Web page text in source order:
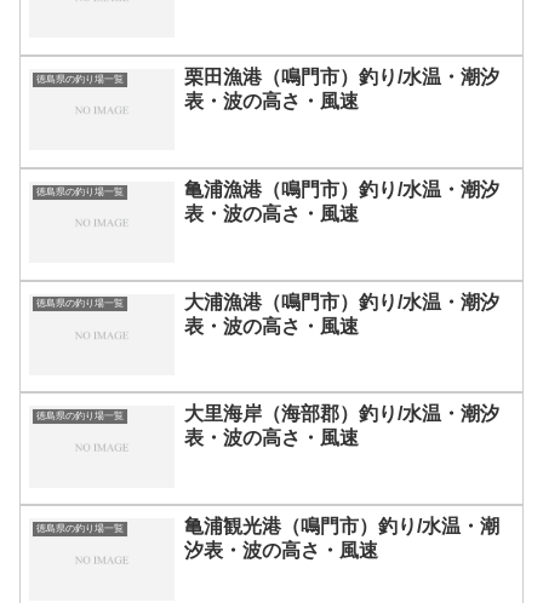
徳島県の釣り場一覧
栗田漁港（鳴門市）釣り/水温・潮汐
表・波の高さ・風速
徳島県の釣り場一覧
亀浦漁港（鳴門市）釣り/水温・潮汐
表・波の高さ・風速
徳島県の釣り場一覧
大浦漁港（鳴門市）釣り/水温・潮汐
表・波の高さ・風速
徳島県の釣り場一覧
大里海岸（海部郡）釣り/水温・潮汐
表・波の高さ・風速
徳島県の釣り場一覧
亀浦観光港（鳴門市）釣り/水温・潮
汐表・波の高さ・風速